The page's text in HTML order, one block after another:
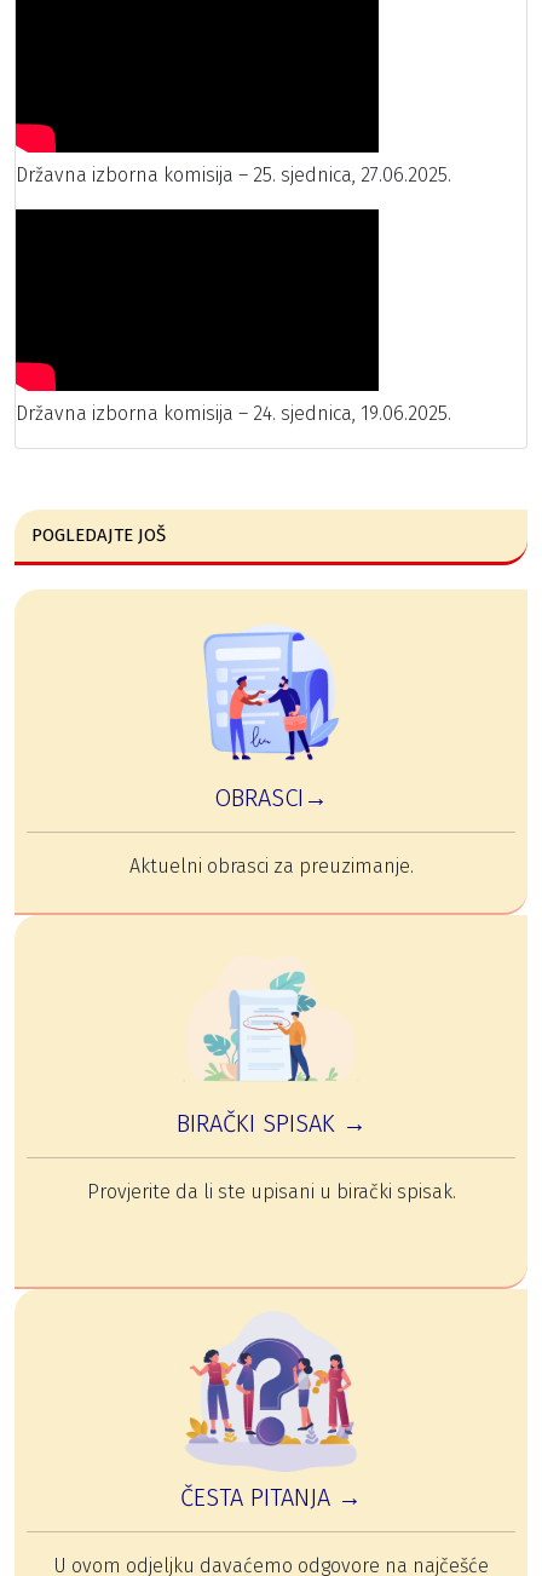
Državna izborna komisija – 25. sjednica, 27.06.2025.
Državna izborna komisija – 24. sjednica, 19.06.2025.
POGLEDAJTE JOŠ
OBRASCI→
Aktuelni obrasci za preuzimanje.
BIRAČKI SPISAK →
Provjerite da li ste upisani u birački spisak.
ČESTA PITANJA →
U ovom odjeljku davaćemo odgovore na najčešće